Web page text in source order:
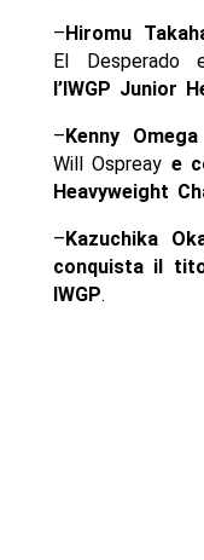
– Hiromu
El
l’IWGP Junior
– Kenny Omega
Will Ospreay e
Heavyweight
– Kazuchika
conquista il
IWGP.